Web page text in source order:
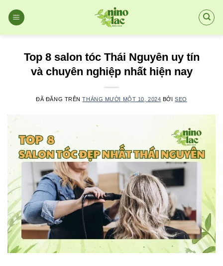
đến
Top 8 salon tóc Thái Nguyên uy tín
và chuyên nghiệp nhất hiện nay
ĐÃ ĐĂNG TRÊNTHÁNG MƯỜI MỘT 10, 2024 BỞISEO